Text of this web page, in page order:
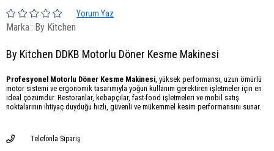
Yorum Yaz
Marka: By Kitchen
By Kitchen DDKB Motorlu Döner Kesme Makinesi
Profesyonel Motorlu Döner Kesme Makinesi , yüksek performansı, uzun ömürlü
motor sistemi ve ergonomik tasarımıyla yoğun kullanım gerektiren işletmeler için en
ideal çözümdür. Restoranlar, kebapçılar, fast-food işletmeleri ve mobil satış
noktalarının ihtiyaç duyduğu hızlı, güvenli ve mükemmel kesim performansını sunar.
Telefonla Sipariş